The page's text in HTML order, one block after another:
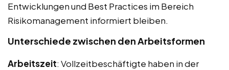
Entwicklungen und Best Practices im Bereich
Risikomanagement informiert bleiben.
Unterschiede zwischen den Arbeitsformen
Arbeitszeit: Vollzeitbeschäftigte haben in der